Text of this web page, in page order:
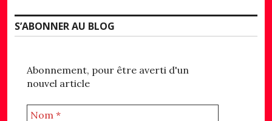
S’ABONNER AU BLOG
Abonnement, pour être averti d'un
nouvel article